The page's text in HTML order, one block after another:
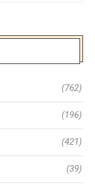
(762)
(196)
(421)
(39)